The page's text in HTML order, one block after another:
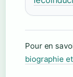
Pour en
biographie